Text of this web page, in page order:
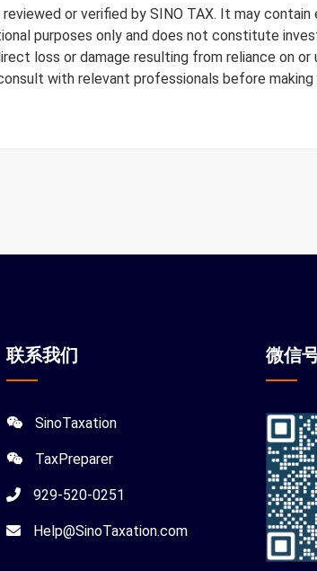
or verified by SINO TAX. It may contain
purposes only and does not constitute
loss or damage resulting from reliance on or
with relevant professionals before making
联系我们
SinoTaxation
TaxPreparer
929-520-0251
Help@SinoTaxation.com
微信